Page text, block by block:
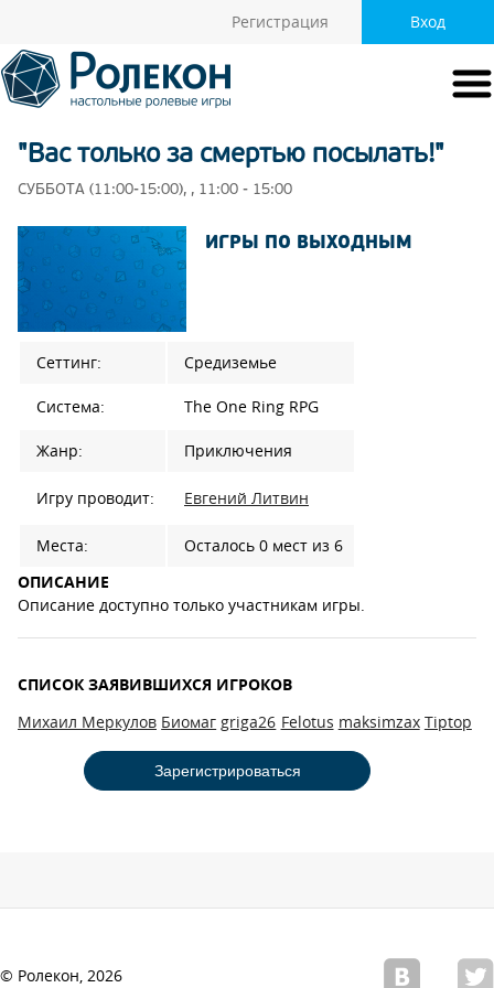
Вход
Регистрация
"Вас только за смертью посылать!"
СУББОТА (11:00-15:00), , 11:00 - 15:00
ИГРЫ ПО ВЫХОДНЫМ
Сеттинг: Средиземье
Система: The One Ring RPG
Жанр: Приключения
Игру проводит: Евгений Литвин
Места: Осталось 0 мест из 6
ОПИСАНИЕ
Описание доступно только участникам игры.
СПИСОК ЗАЯВИВШИХСЯ ИГРОКОВ
Михаил Меркулов Биомаг griga26 Felotus maksimzax Tiptop
Зарегистрироваться
© Ролекон, 2026